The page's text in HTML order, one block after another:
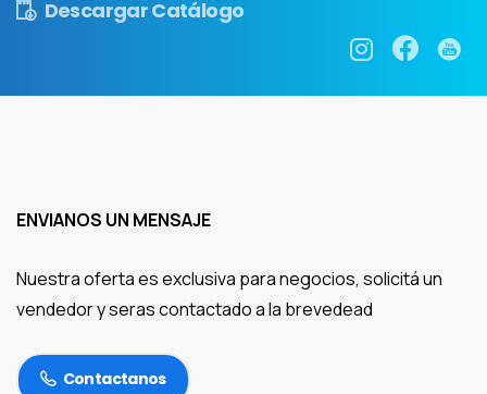
Descargar Catálogo
ENVIANOS UN MENSAJE
Nuestra oferta es exclusiva para negocios, solicitá un
vendedor y seras contactado a la brevedead
Contactanos